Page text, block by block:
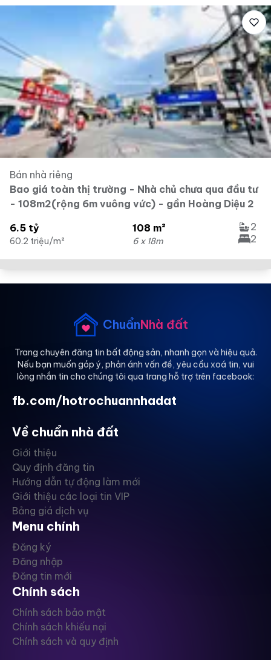
Bán nhà riêng
Bao giá toàn thị trường - Nhà chủ chưa qua đầu tư
- 108m2(rộng 6m vuông vức) - gần Hoàng Diệu 2
6.5 tỷ
60.2 triệu/m²
108 m²
6 x 18m
2
2
ChuẩnNhà đất
Trang chuyên đăng tin bất động sản, nhanh gọn và hiệu quả.
Nếu bạn muốn góp ý, phản ánh vấn đề, yêu cầu xoá tin, vui
lòng nhắn tin cho chúng tôi qua trang hỗ trợ trên facebook:
fb.com/hotrochuannhadat
Về chuẩn nhà đất
Giới thiệu
Quy định đăng tin
Hướng dẫn tự động làm mới
Giới thiệu các loại tin VIP
Bảng giá dịch vụ
Menu chính
Đăng ký
Đăng nhập
Đăng tin mới
Chính sách
Chính sách bảo mật
Chính sách khiếu nại
Chính sách và quy định